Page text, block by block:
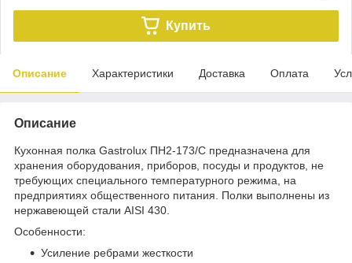
Купить
Описание Характеристики Доставка Оплата
Описание
Кухонная полка Gastrolux ПН2-173/С предназначена для
хранения оборудования, приборов, посуды и продуктов, не
требующих специального температурного режима, на
предприятиях общественного питания. Полки выполнены из
нержавеющей стали AISI 430.
Особенности:
Усиление ребрами жесткости